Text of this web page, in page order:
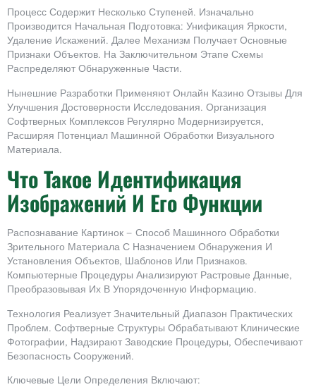
Процесс Содержит Несколько Ступеней. Изначально
Производится Начальная Подготовка: Унификация Яркости,
Удаление Искажений. Далее Механизм Получает Основные
Признаки Объектов. На Заключительном Этапе Схемы
Распределяют Обнаруженные Части.
Нынешние Разработки Применяют Онлайн Казино Отзывы Для
Улучшения Достоверности Исследования. Организация
Софтверных Комплексов Регулярно Модернизируется,
Расширяя Потенциал Машинной Обработки Визуального
Материала.
Что Такое Идентификация
Изображений И Его Функции
Распознавание Картинок — Способ Машинного Обработки
Зрительного Материала С Назначением Обнаружения И
Установления Объектов, Шаблонов Или Признаков.
Компьютерные Процедуры Анализируют Растровые Данные,
Преобразовывая Их В Упорядоченную Информацию.
Технология Реализует Значительный Диапазон Практических
Проблем. Софтверные Структуры Обрабатывают Клинические
Фотографии, Надзирают Заводские Процедуры, Обеспечивают
Безопасность Сооружений.
Ключевые Цели Определения Включают: